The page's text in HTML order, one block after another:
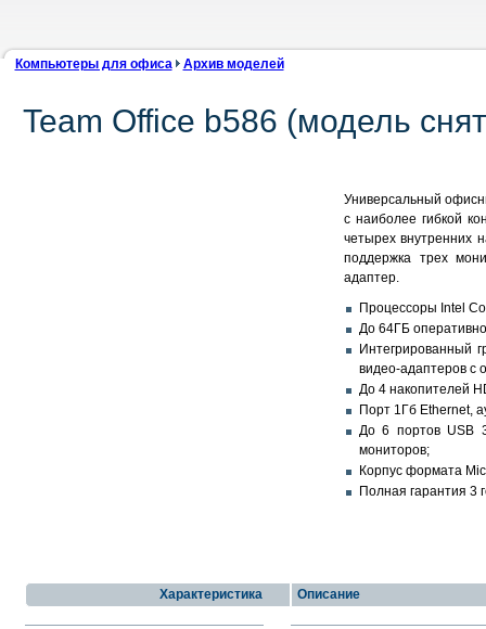
Компьютеры для офиса Архив моделей
Team Office b586 (модель
Универсальный
с наиболее гибкой
четырех внутренних
поддержка трех
адаптер.
Процессоры Intel
До 64ГБ
Интегрированный
видео-адаптеров с
До 4 накопителей
Порт 1Гб Ethernet,
До 6 портов USB
мониторов;
Корпус формата
Полная гарантия 3
Характеристика Описание